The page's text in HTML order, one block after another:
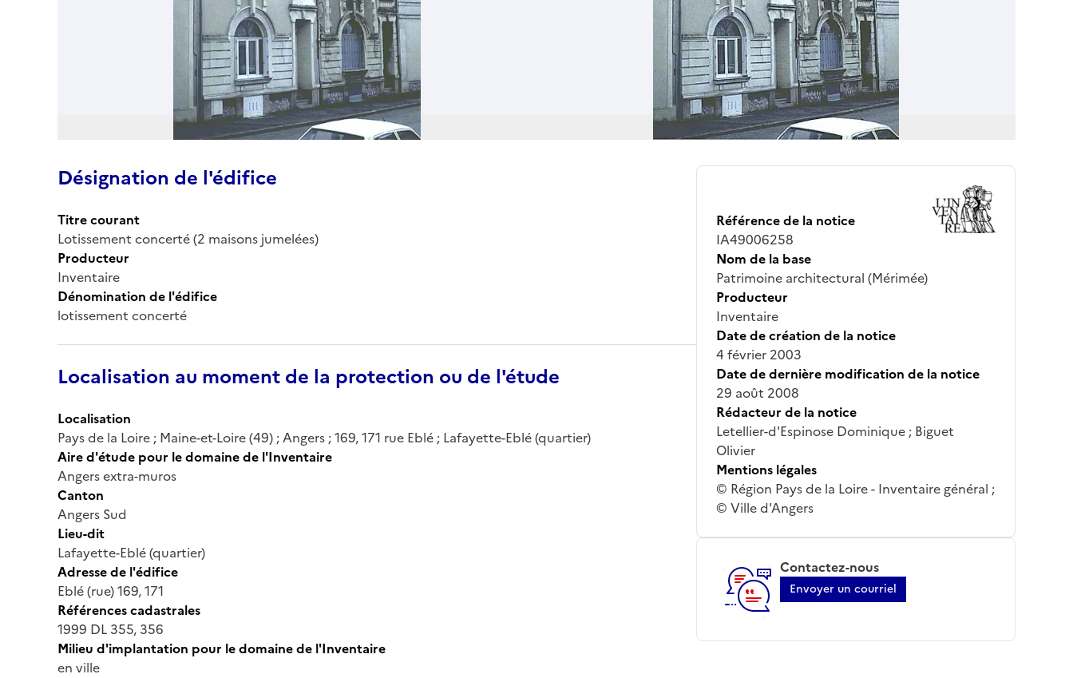
Désignation de l'édifice
Titre courant
Lotissement concerté (2 maisons jumelées)
Producteur
Inventaire
Dénomination de l'édifice
lotissement concerté
Localisation au moment de la protection ou de l'étude
Localisation
Pays de la Loire ; Maine-et-Loire (49) ; Angers ; 169, 171 rue Eblé ; Lafayette-Eblé (quartier)
Aire d'étude pour le domaine de l'Inventaire
Angers extra-muros
Canton
Angers Sud
Lieu-dit
Lafayette-Eblé (quartier)
Adresse de l'édifice
Eblé (rue) 169, 171
Références cadastrales
1999 DL 355, 356
Milieu d'implantation pour le domaine de l'Inventaire
en ville
Référence de la notice
IA49006258
Nom de la base
Patrimoine architectural (Mérimée)
Producteur
Inventaire
Date de création de la notice
4 février 2003
Date de dernière modification de la notice
29 août 2008
Rédacteur de la notice
Letellier-d'Espinose Dominique ; Biguet
Olivier
Mentions légales
© Région Pays de la Loire - Inventaire général ;
© Ville d'Angers
Contactez-nous
Envoyer un courriel